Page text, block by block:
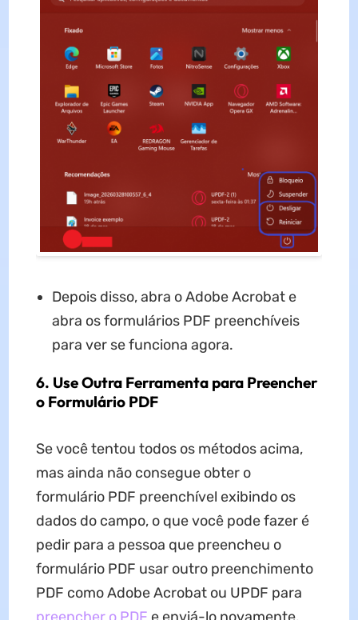
Depois disso, abra o Adobe Acrobat e
abra os formulários PDF preenchíveis
para ver se funciona agora.
6. Use Outra Ferramenta para Preencher
o Formulário PDF
Se você tentou todos os métodos acima,
mas ainda não consegue obter o
formulário PDF preenchível exibindo os
dados do campo, o que você pode fazer é
pedir para a pessoa que preencheu o
formulário PDF usar outro preenchimento
PDF como Adobe Acrobat ou UPDF para